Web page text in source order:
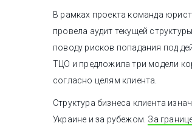
В рамках проекта команда
провела аудит текущей
поводу рисков попадания под
ТЦО и предложила три модели
согласно целям клиента.
Структура бизнеса клиента
Украине и за рубежом. За